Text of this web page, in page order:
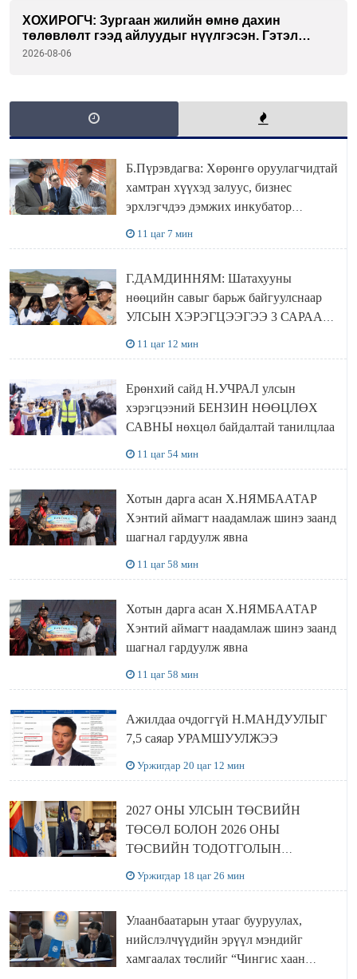
ХОХИРОГЧ: Зургаан жилийн өмнө дахин
төлөвлөлт гээд айлуудыг нүүлгэсэн. Гэтэл
одоог хүртэл хашаа байшин ч байхгүй, орон
2026-08-06
Б.Пүрэвдагва: Хөрөнгө оруулагчидтай
хамтран хүүхэд залуус, бизнес
эрхлэгчдээ дэмжих инкубатор
11 цаг 7 мин
Г.ДАМДИННЯМ: Шатахууны
нөөцийн савыг барьж байгуулснаар
УЛСЫН ХЭРЭГЦЭЭГЭЭ 3 САРААР
11 цаг 12 мин
Ерөнхий сайд Н.УЧРАЛ улсын
хэрэгцээний БЕНЗИН НӨӨЦЛӨХ
САВНЫ нөхцөл байдалтай танилцлаа
11 цаг 54 мин
Хотын дарга асан Х.НЯМБААТАР
Хэнтий аймагт наадамлаж шинэ заанд
шагнал гардуулж явна
11 цаг 58 мин
Хотын дарга асан Х.НЯМБААТАР
Хэнтий аймагт наадамлаж шинэ заанд
шагнал гардуулж явна
11 цаг 58 мин
Ажилдаа очдоггүй Н.МАНДУУЛЫГ
7,5 саяар УРАМШУУЛЖЭЭ
Уржигдар 20 цаг 12 мин
2027 ОНЫ УЛСЫН ТӨСВИЙН
ТӨСӨЛ БОЛОН 2026 ОНЫ
ТӨСВИЙН ТОДОТГОЛЫН
Уржигдар 18 цаг 26 мин
Улаанбаатарын утааг бууруулах,
нийслэлчүүдийн эрүүл мэндийг
хамгаалах төслийг “Чингис хаан